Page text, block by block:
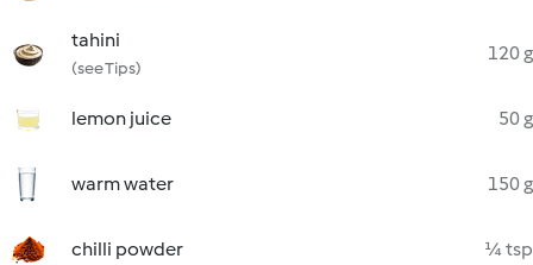
tahini
(see Tips)
120 g
lemon juice 50 g
warm water 150 g
chilli powder ¼ tsp